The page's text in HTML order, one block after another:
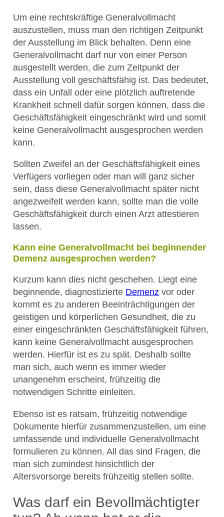
Um eine rechtskräftige Generalvollmacht
auszustellen, muss man den richtigen Zeitpunkt
der Ausstellung im Blick behalten. Denn eine
Generalvollmacht darf nur von einer Person
ausgestellt werden, die zum Zeitpunkt der
Ausstellung voll geschäftsfähig ist. Das bedeutet,
dass ein Unfall oder eine plötzlich auftretende
Krankheit schnell dafür sorgen können, dass die
Geschäftsfähigkeit eingeschränkt wird und somit
keine Generalvollmacht ausgesprochen werden
kann.
Sollten Zweifel an der Geschäftsfähigkeit eines
Verfügers vorliegen oder man will ganz sicher
sein, dass diese Generalvollmacht später nicht
angezweifelt werden kann, sollte man die volle
Geschäftsfähigkeit durch einen Arzt attestieren
lassen.
Kann eine Generalvollmacht bei beginnender
Demenz ausgesprochen werden?
Kurzum kann dies nicht geschehen. Liegt eine
beginnende, diagnostizierte Demenz vor oder
kommt es zu anderen Beeinträchtigungen der
geistigen und körperlichen Gesundheit, die zu
einer eingeschränkten Geschäftsfähigkeit führen,
kann keine Generalvollmacht ausgesprochen
werden. Hierfür ist es zu spät. Deshalb sollte
man sich, auch wenn es immer wieder
unangenehm erscheint, frühzeitig die
notwendigen Schritte einleiten.
Ebenso ist es ratsam, frühzeitig notwendige
Dokumente hierfür zusammenzustellen, um eine
umfassende und individuelle Generalvollmacht
formulieren zu können. All das sind Fragen, die
man sich zumindest hinsichtlich der
Altersvorsorge bereits frühzeitig stellen sollte.
Was darf ein Bevollmächtigter